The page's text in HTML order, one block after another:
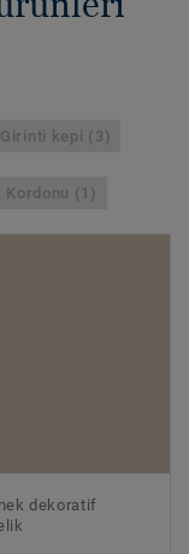
Girinti kepi (3)
Kordonu (1)
dekoratif